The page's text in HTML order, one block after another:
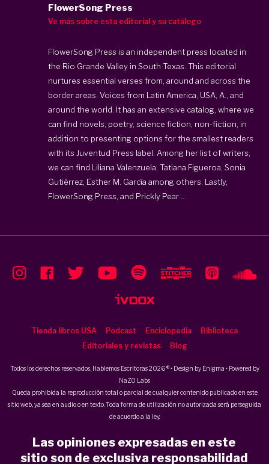
FlowerSong Press
Ve más sobre esta editorial y su catálogo
FlowerSong Press is an independent press located in
the Rio Grande Valley in South Texas. This editorial
nurtures essential verses from, around and across the
border areas. Voices from Latin America, USA, A., and
around the world. It has an extensive catalog, where we
can find novels, poetry, science fiction, non-fiction, in
addition to presenting options for the smallest readers
with its Juventud Press label . Among her list of writers,
we can find Liliana Valenzuela, Tatiana Figueroa, Sonia
Gutiérrez, Esther M. García among others. Lastly,
FlowerSong Press, and Prickly Pear ...
Tienda libros USA Podcast Enciclopedia
Biblioteca
Editoriales y revistas
Blog
Todos los derechos reservados, Hablemos Escritoras 2026 ® • Design by Enigma • Powered by
NaZO Labs
Queda prohibida la reproducción total o parcial de cualquier contenido publicado en este
sitio web, ya sea en audio o en texto. Toda forma de utilización no autorizada será perseguida
de acuerdo a la ley.
Las opiniones expresadas en este
sitio son de exclusiva responsabilidad